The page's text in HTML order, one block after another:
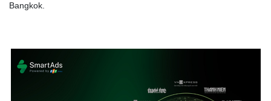
Bangkok.